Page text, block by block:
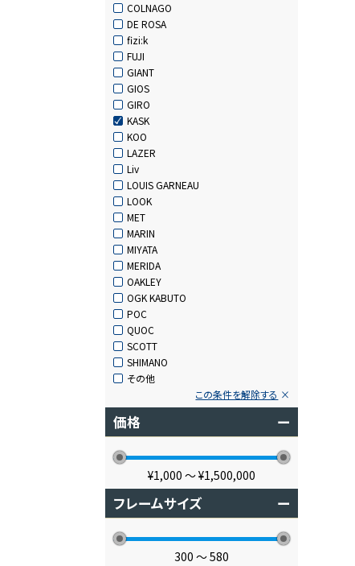
COLNAGO
DE ROSA
fizi:k
FUJI
GIANT
GIOS
GIRO
KASK
KOO
LAZER
Liv
LOUIS GARNEAU
LOOK
MET
MARIN
MIYATA
MERIDA
OAKLEY
OGK KABUTO
POC
QUOC
SCOTT
SHIMANO
その他
この条件を解除する
価格 ー
¥1,000 〜¥1,500,000
フレームサイズ ー
300 〜580